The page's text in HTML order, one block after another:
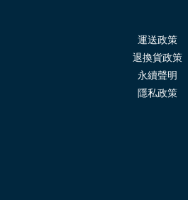
運送政策
退換貨政策
永續聲明
隱私政策